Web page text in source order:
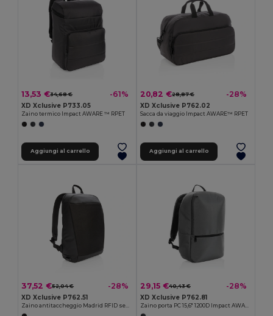
13,53 €34,68 € -61%
XD Xclusive P733.05
Zaino termico Impact AWARE ™ RPET
Aggiungi al carrello
20,82 €28,87 € -28%
XD Xclusive P762.02
Sacca da viaggio Impact AWARE™ RPET
Aggiungi al carrello
37,52 €52,04 € -28%
XD Xclusive P762.51
29,15 €40,43 € -28%
XD Xclusive P762.81